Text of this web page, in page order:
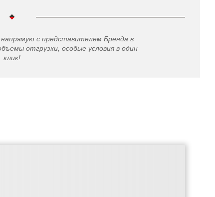
с представителем Бренда в
отгрузки, особые условия в один
клик!